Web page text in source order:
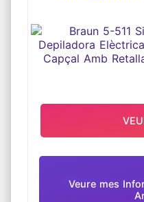
RETALLADORA,
Veure mes